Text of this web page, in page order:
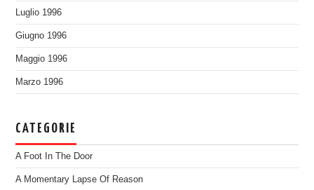
Luglio 1996
Giugno 1996
Maggio 1996
Marzo 1996
CATEGORIE
A Foot In The Door
A Momentary Lapse Of Reason